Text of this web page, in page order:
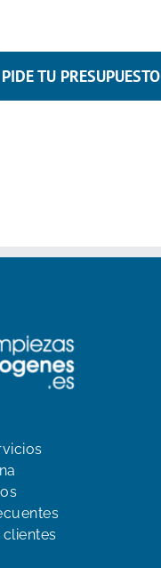
PIDE TU PRESUPUESTO